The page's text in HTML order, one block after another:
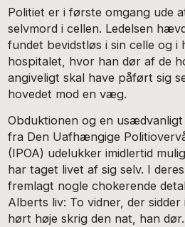
Politiet er i første omgang ude
selvmord i cellen. Ledelsen
fundet bevidstløs i sin celle og i
hospitalet, hvor han dør af de
angiveligt skal have påført sig
hovedet mod en væg.
Obduktionen og en
fra Den Uafhængige
(IPOA) udelukker imidlertid
har taget livet af sig selv. I
fremlagt nogle chokerende
Alberts liv: To vidner, der
hørt høje skrig den nat, han